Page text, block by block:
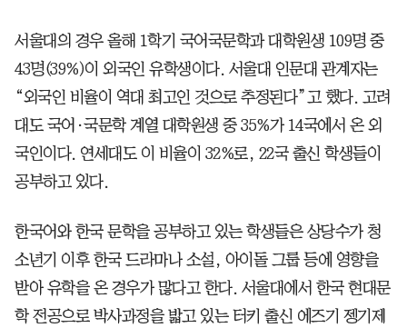
서울대의 경우 올해 1학기 국어국문학과 대학원생 109명 중
43명(39%)이 외국인 유학생이다. 서울대 인문대 관계자는
“외국인 비율이 역대 최고인 것으로 추정된다”고 했다. 고려
대도 국어·국문학 계열 대학원생 중 35%가 14국에서 온 외
국인이다. 연세대도 이 비율이 32%로, 22국 출신 학생들이
공부하고 있다.
한국어와 한국 문학을 공부하고 있는 학생들은 상당수가 청
소년기 이후 한국 드라마나 소설, 아이돌 그룹 등에 영향을
받아 유학을 온 경우가 많다고 한다. 서울대에서 한국 현대문
학 전공으로 박사과정을 밟고 있는 터키 출신 에즈기 젱기제